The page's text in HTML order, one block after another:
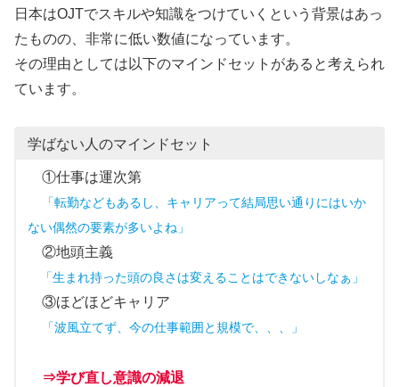
日本はOJTでスキルや知識をつけていくという背景はあっ
たものの、非常に低い数値になっています。
その理由としては以下のマインドセットがあると考えられ
ています。
学ばない人のマインドセット
①仕事は運次第
「転勤などもあるし、キャリアって結局思い通りにはいか
ない偶然の要素が多いよね」
②地頭主義
「生まれ持った頭の良さは変えることはできないしなぁ」
③ほどほどキャリア
「波風立てず、今の仕事範囲と規模で、、、」
⇒学び直し意識の減退